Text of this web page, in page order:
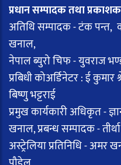
प्रधान सम्पादक तथा
अतिथि सम्पादक - टंक पन्त,
खनाल,
नेपाल ब्युरो चिफ - युवराज
प्रबिधी कोअर्डिनेटर : ई
बिष्णु भट्टराई
प्रमुख कार्यकारी अधिकृत -
खनाल, प्रबन्ध सम्पादक -
अस्ट्रेलिया प्रतिनिधि - अमर